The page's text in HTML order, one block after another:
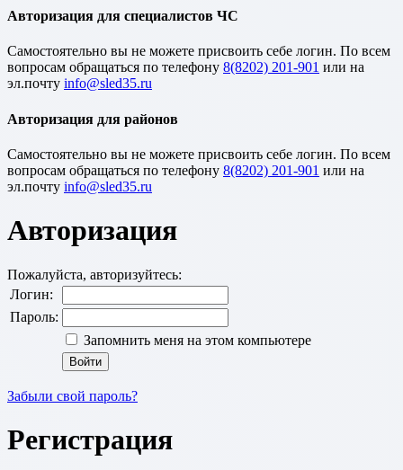
Авторизация для специалистов ЧС
Cамостоятельно вы не можете присвоить себе логин. По всем
вопросам обращаться по телефону 8(8202) 201-901 или на
эл.почту
Авторизация для районов
Cамостоятельно вы не можете присвоить себе логин. По всем
вопросам обращаться по телефону 8(8202) 201-901 или на
эл.почту
Авторизация
Пожалуйста, авторизуйтесь:
Логин:
Пароль:
Запомнить меня на этом компьютере
Забыли свой пароль?
Регистрация